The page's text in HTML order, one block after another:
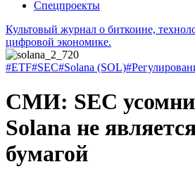
Спецпроекты
Культовый журнал о биткоине,
цифровой экономике.
#ETF#SEC#Solana (SOL)
СМИ: SEC
Solana не
бумагой